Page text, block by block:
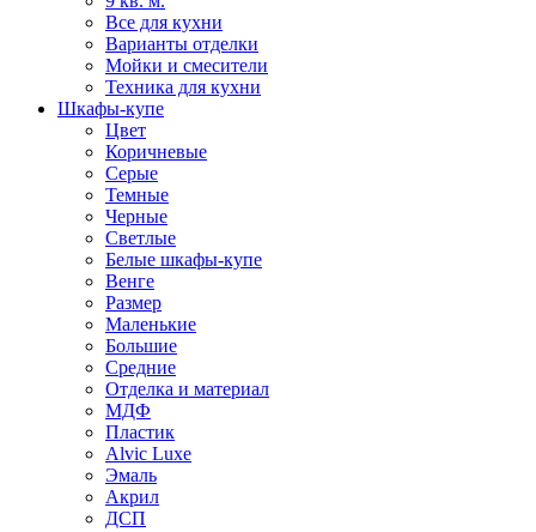
Все для кухни
Варианты отделки
Мойки и смесители
Техника для кухни
Шкафы-купе
Цвет
Коричневые
Серые
Темные
Черные
Светлые
Белые шкафы-купе
Венге
Размер
Маленькие
Большие
Средние
Отделка и материал
МДФ
Пластик
Alvic Luxe
Эмаль
Акрил
ДСП